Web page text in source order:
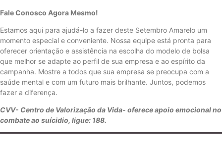
Fale Conosco Agora Mesmo!
Estamos aqui para ajudá-lo a fazer deste Setembro Amarelo um
momento especial e conveniente. Nossa equipe está pronta para
oferecer orientação e assistência na escolha do modelo de bolsa
que melhor se adapte ao perfil de sua empresa e ao espírito da
campanha. Mostre a todos que sua empresa se preocupa com a
saúde mental e com um futuro mais brilhante. Juntos, podemos
fazer a diferença.
CVV- Centro de Valorização da Vida- oferece apoio emocional no
combate ao suícidio, ligue: 188.